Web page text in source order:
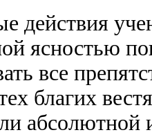
действия
ясностью
все
благих